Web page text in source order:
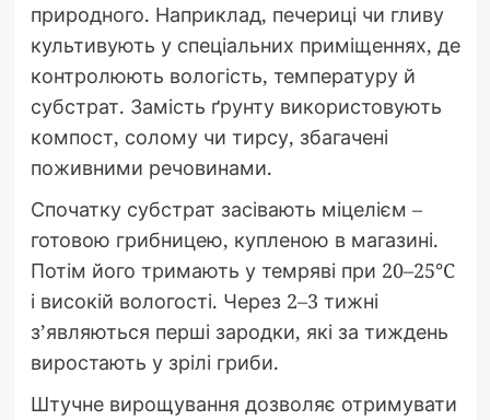
природного. Наприклад, печериці чи гливу
культивують у спеціальних приміщеннях, де
контролюють вологість, температуру й
субстрат. Замість ґрунту використовують
компост, солому чи тирсу, збагачені
поживними речовинами.
Спочатку субстрат засівають міцелієм –
готовою грибницею, купленою в магазині.
Потім його тримають у темряві при 20–25°C
і високій вологості. Через 2–3 тижні
з’являються перші зародки, які за тиждень
виростають у зрілі гриби.
Штучне вирощування дозволяє отримувати